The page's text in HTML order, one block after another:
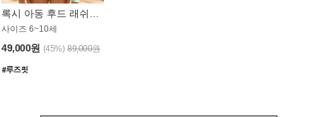
록시 아동 후드 래쉬가드 GT764MRX
사이즈 6~10세
49,000원 (45%) 89,000원